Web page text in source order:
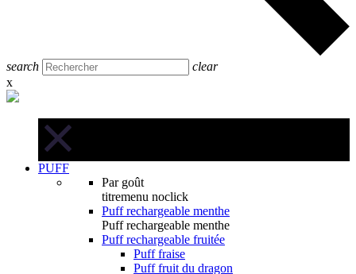
search
clear
x
PUFF
Par goût
titremenu noclick
Puff rechargeable menthe
Puff rechargeable menthe
Puff rechargeable fruitée
Puff fraise
Puff fruit du dragon